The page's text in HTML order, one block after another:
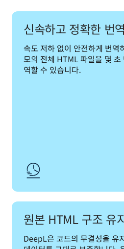
신속하고 정확한 번역
속도 저하 없이 안전하게 번역
모의 전체 HTML 파일을 몇 초
역할 수 있습니다.
원본 HTML 구조 유
DeepL은 코드의 무결성을 유